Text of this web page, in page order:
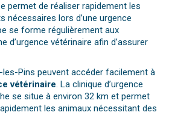
permet de réaliser rapidement les
nécessaires lors d’une urgence
se forme régulièrement aux
d’urgence vétérinaire afin d’assurer
Pins peuvent accéder facilement à
vétérinaire. La clinique d’urgence
se situe à environ 32 km et permet
les animaux nécessitant des